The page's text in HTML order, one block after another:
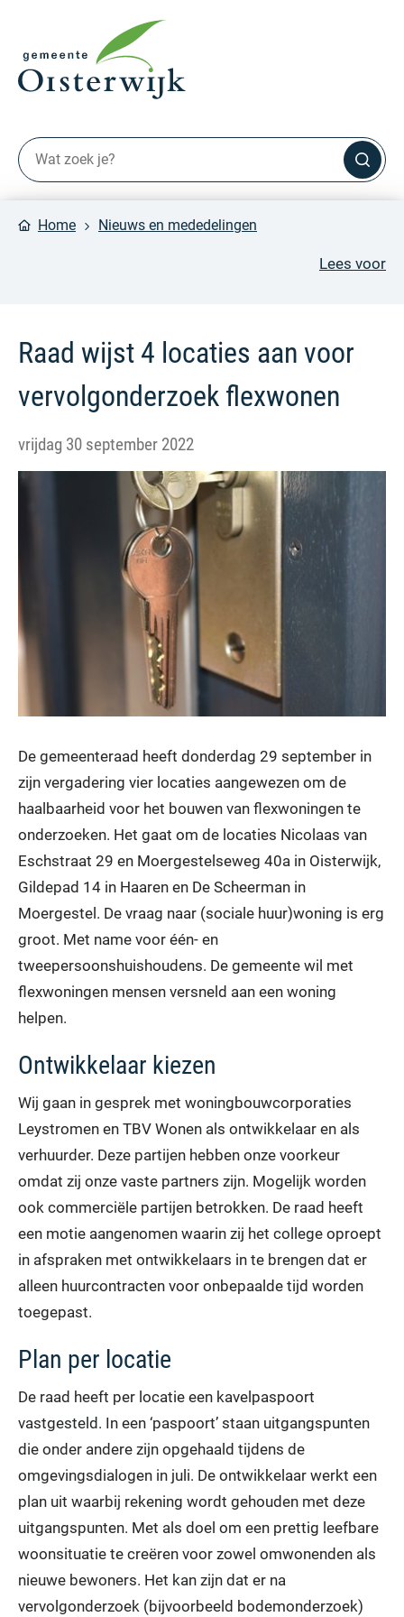
Home Nieuws en mededelingen
Lees voor
Raad wijst 4 locaties aan voor
vervolgonderzoek flexwonen
vrijdag 30 september 2022
De gemeenteraad heeft donderdag 29 september in
zijn vergadering vier locaties aangewezen om de
haalbaarheid voor het bouwen van flexwoningen te
onderzoeken. Het gaat om de locaties Nicolaas van
Eschstraat 29 en Moergestelseweg 40a in Oisterwijk,
Gildepad 14 in Haaren en De Scheerman in
Moergestel. De vraag naar (sociale huur)woning is erg
groot. Met name voor één- en
tweepersoonshuishoudens. De gemeente wil met
flexwoningen mensen versneld aan een woning
helpen.
Ontwikkelaar kiezen
Wij gaan in gesprek met woningbouwcorporaties
Leystromen en TBV Wonen als ontwikkelaar en als
verhuurder. Deze partijen hebben onze voorkeur
omdat zij onze vaste partners zijn. Mogelijk worden
ook commerciële partijen betrokken. De raad heeft
een motie aangenomen waarin zij het college oproept
in afspraken met ontwikkelaars in te brengen dat er
alleen huurcontracten voor onbepaalde tijd worden
toegepast.
Plan per locatie
De raad heeft per locatie een kavelpaspoort
vastgesteld. In een ‘paspoort’ staan uitgangspunten
die onder andere zijn opgehaald tijdens de
omgevingsdialogen in juli. De ontwikkelaar werkt een
plan uit waarbij rekening wordt gehouden met deze
uitgangspunten. Met als doel om een prettig leefbare
woonsituatie te creëren voor zowel omwonenden als
nieuwe bewoners. Het kan zijn dat er na
vervolgonderzoek (bijvoorbeeld bodemonderzoek)